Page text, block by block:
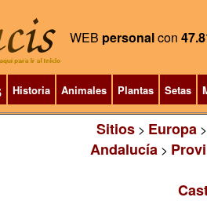
WEB personalcon
Historia Animales Plantas Setas
Sitios> Europa
Andalucía >